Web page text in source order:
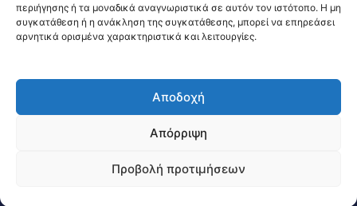
περιήγησης ή τα μοναδικά αναγνωριστικά σε αυτόν τον ιστότοπο. Η μη
συγκατάθεση ή η ανάκληση της συγκατάθεσης, μπορεί να επηρεάσει
αρνητικά ορισμένα χαρακτηριστικά και λειτουργίες.
Αποδοχή
Απόρριψη
Προβολή προτιμήσεων
Κοινοποίηση:
@2026 3ype.gr All rights reserved
Θεσσαλονίκη, ΕλλάδαΤηλ: +30 2311 226 200
00286 Website Visits: 1602622